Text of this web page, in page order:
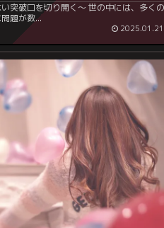
り開く～ 世の中には、多くの
題が数...
2025.01.21